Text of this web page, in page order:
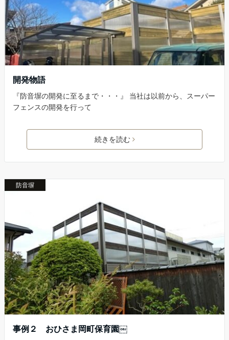
開発物語
『防音塀の開発に至るまで・・・』 当社は以前から、スーパー
フェンスの開発を行って
続きを読む
防音塀
事例２ おひさま岡町保育園￼